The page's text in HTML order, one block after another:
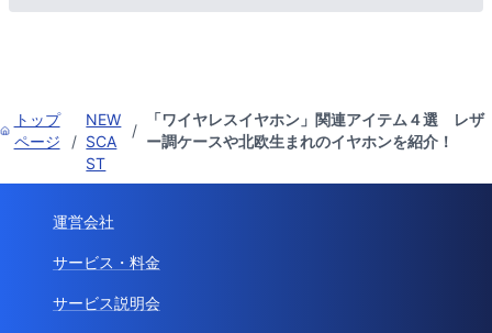
トップ
ページ
/
NEW
SCA
ST
/
「ワイヤレスイヤホン」関連アイテム４選 レザ
ー調ケースや北欧生まれのイヤホンを紹介！
運営会社
サービス・料金
サービス説明会